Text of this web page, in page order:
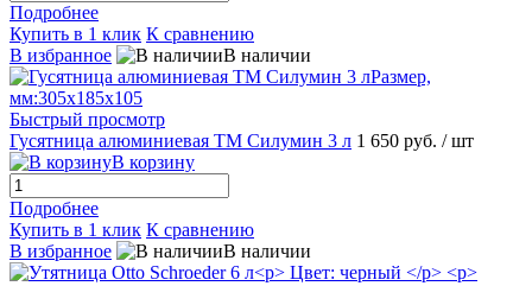
Подробнее
Купить в 1 клик К сравнению
В избранное
В наличии
Быстрый просмотр
Гусятница алюминиевая ТМ Силумин 3 л 1 650 руб. / шт
В корзину
Подробнее
Купить в 1 клик К сравнению
В избранное
В наличии